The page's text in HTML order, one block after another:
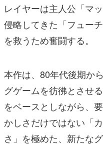
レイヤーは主人公「マ
侵略してきた「フュー
を救うため奮闘する。
本作は、80年代後期か
グゲームを彷彿とさせ
をベースとしながら、
かしさだけではない「
さ」を極めた、新たな